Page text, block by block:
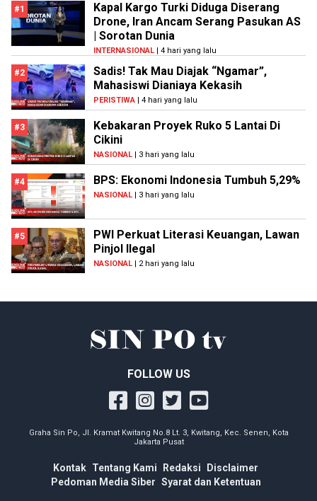
#1
Kapal Kargo Turki Diduga Diserang
Drone, Iran Ancam Serang Pasukan AS
| Sorotan Dunia
INTERNASIONAL | 4 hari yang lalu
#2
Sadis! Tak Mau Diajak “Ngamar”,
Mahasiswi Dianiaya Kekasih
PERISTIWA | 4 hari yang lalu
#3
Kebakaran Proyek Ruko 5 Lantai Di
Cikini
NASIONAL | 3 hari yang lalu
#4 BPS: Ekonomi Indonesia Tumbuh 5,29%
NASIONAL | 3 hari yang lalu
#5
PWI Perkuat Literasi Keuangan, Lawan
Pinjol Ilegal
NASIONAL | 2 hari yang lalu
FOLLOW US
Graha Sin Po, Jl. Kramat Kwitang No.8 Lt. 3, Kwitang, Kec. Senen, Kota
Jakarta Pusat
Kontak Tentang Kami Redaksi
Disclaimer
Pedoman Media Siber Syarat dan Ketentuan